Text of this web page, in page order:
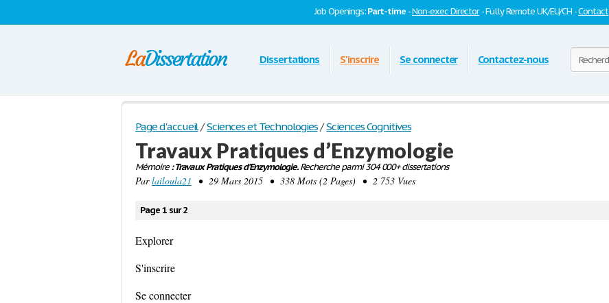
Job Openings:Part-time -Non-exec Director- Fully Remote UK/EU/CH -Contact
Dissertations S'inscrire Se connecter Contactez-nous
Page d'accueil / Sciences et Technologies / Sciences Cognitives
Travaux Pratiques d’Enzymologie
Mémoire: Travaux Pratiques d’Enzymologie.Recherche parmi 304 000+ dissertations
Parlailoula21 • 29 Mars 2015 • 338 Mots (2 Pages) • 2 753 Vues
Page 1 sur 2
Explorer
S'inscrire
Se connecter